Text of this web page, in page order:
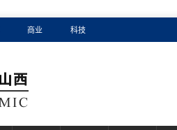
商业 科技